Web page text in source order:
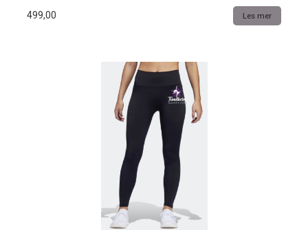
499,00 Les mer